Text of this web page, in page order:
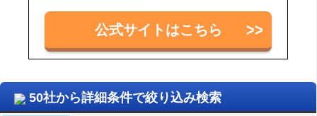
公式サイトはこちら
50社から詳細条件で絞り込み検索